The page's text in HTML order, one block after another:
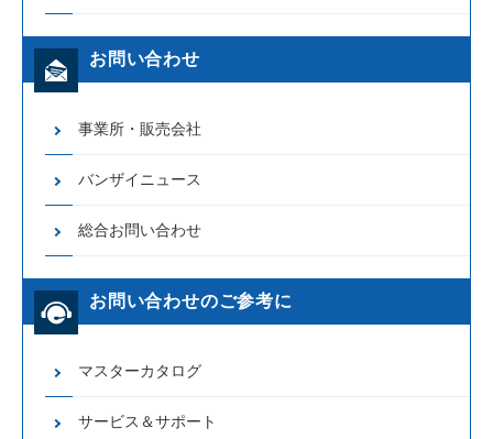
お問い合わせ
事業所・販売会社
バンザイニュース
総合お問い合わせ
お問い合わせのご参考に
マスターカタログ
サービス＆サポート